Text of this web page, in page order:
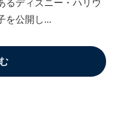
るディズニー・ハリウ
を公開し...